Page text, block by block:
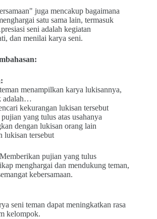
juga mencakup bagaimana
satu sama lain, termasuk
seni adalah kegiatan
dan menilai karya seni.
menampilkan karya lukisannya,
adalah…
kekurangan lukisan tersebut
yang tulus atas usahanya
dengan lukisan orang lain
lukisan tersebut
Memberikan pujian yang tulus
menghargai dan mendukung teman,
kebersamaan.
seni teman dapat meningkatkan rasa
kelompok.